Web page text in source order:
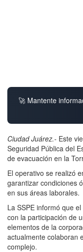
🚀 Mantente
Ciudad Juárez.- Este
Seguridad Pública del
de evacuación en la
El operativo se realizó
garantizar condiciones
en sus áreas laborales.
La SSPE informó que
con la participación de
elementos de la
actualmente colaboran
complejo.